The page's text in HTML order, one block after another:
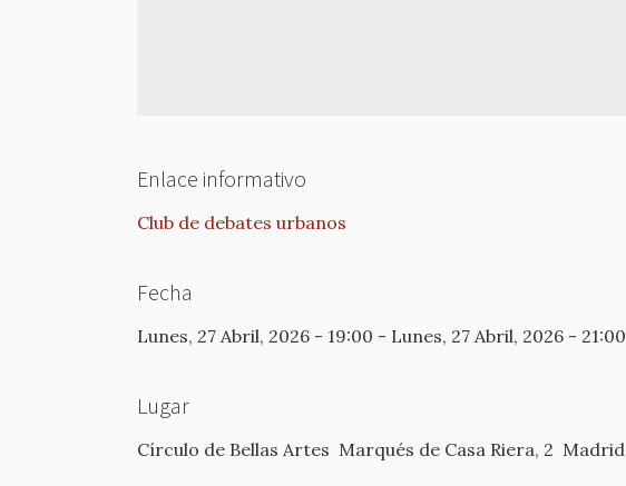
Enlace informativo
Club de debates urbanos
Fecha
Lunes, 27 Abril, 2026 - 19:00 - Lunes, 27 Abril, 2026 - 21:00
Lugar
Círculo de Bellas Artes Marqués de Casa Riera, 2 Madrid